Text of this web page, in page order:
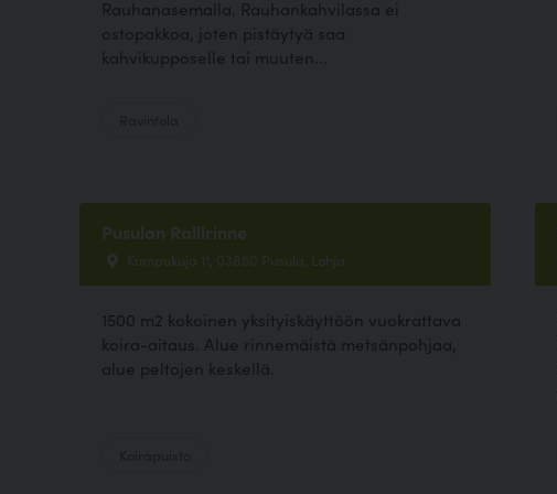
Rauhanasemalla. Rauhankahvilassa ei
ostopakkoa, joten pistäytyä saa
kahvikupposelle tai muuten...
Pusulan Rallirinne
Kumpukuja 11, 03850 Pusula, Lohja
1500 m2 kokoinen yksityiskäyttöön vuokrattava
koira-aitaus. Alue rinnemäistä metsänpohjaa,
alue peltojen keskellä.